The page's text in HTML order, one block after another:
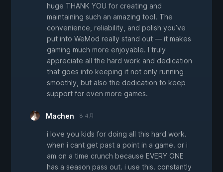
huge THANK YOU for creating and
maintaining such an amazing tool. The
convenience, reliability, and polish you’ve
put into WeMod really stand out — it makes
gaming much more enjoyable. I truly
appreciate all the hard work and dedication
that goes into keeping it not only running
smoothly, but also the dedication to keep
support for even more games.
Machen 8 4月
i love you kids for doing all this hard work.
when i cant get past a point in a game. or i
am on a time crunch because EVERY ONE
has a season pass out. i use this. constantly